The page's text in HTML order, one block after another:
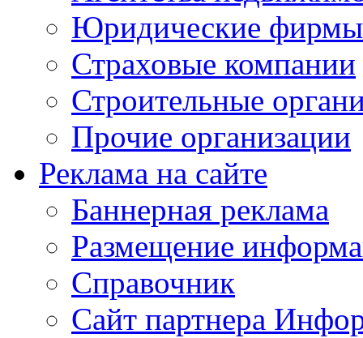
Юридические фирмы
Страховые компании
Строительные
Прочие организации
Реклама на сайте
Баннерная реклама
Размещение
Справочник
Сайт партнера